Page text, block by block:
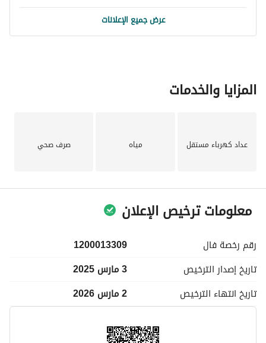
عرض جميع الإعلانات
المزايا والخدمات
عداد كهرباء مستقل مياه صرف صحي
معلومات ترخيص الإعلان
رقم رخصة فال
1200013309
تاريخ إصدار الترخيص
3 مارس 2025
تاريخ انتهاء الترخيص 2 مارس 2026